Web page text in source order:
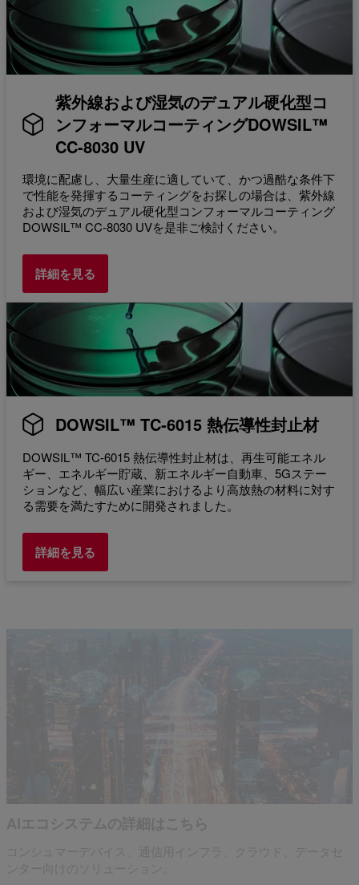
紫外線および湿気のデュアル硬化型コ
ンフォーマルコーティングDOWSIL™
CC-8030 UV
環境に配慮し、大量生産に適していて、かつ過酷な条件下
で性能を発揮するコーティングをお探しの場合は、紫外線
および湿気のデュアル硬化型コンフォーマルコーティング
DOWSIL™ CC-8030 UVを是非ご検討ください。
詳細を見る
DOWSIL™ TC-6015 熱伝導性封止材
DOWSIL™ TC-6015 熱伝導性封止材は、再生可能エネル
ギー、エネルギー貯蔵、新エネルギー自動車、5Gステー
ションなど、幅広い産業におけるより高放熱の材料に対す
る需要を満たすために開発されました。
詳細を見る